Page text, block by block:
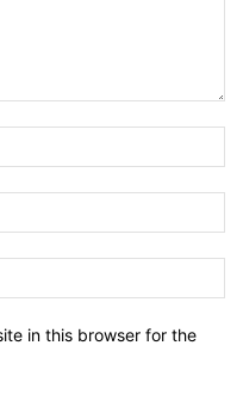
in this browser for the